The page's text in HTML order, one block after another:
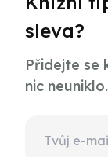
sleva?
Přidejte se
nic neuniklo.